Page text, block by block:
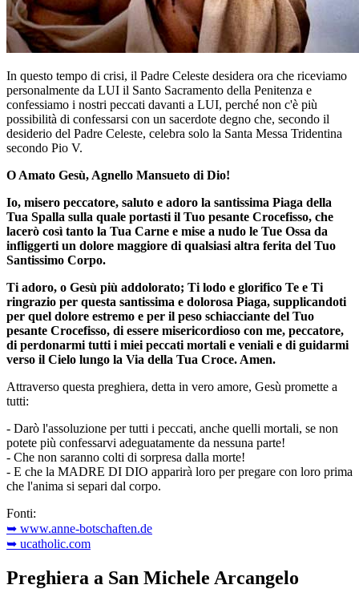
In questo tempo di crisi, il Padre Celeste desidera ora che riceviamo
personalmente da LUI il Santo Sacramento della Penitenza e
confessiamo i nostri peccati davanti a LUI, perché non c'è più
possibilità di confessarsi con un sacerdote degno che, secondo il
desiderio del Padre Celeste, celebra solo la Santa Messa Tridentina
secondo Pio V.
O Amato Gesù, Agnello Mansueto di Dio!
Io, misero peccatore, saluto e adoro la santissima Piaga della
Tua Spalla sulla quale portasti il Tuo pesante Crocefisso, che
lacerò così tanto la Tua Carne e mise a nudo le Tue Ossa da
infliggerti un dolore maggiore di qualsiasi altra ferita del Tuo
Santissimo Corpo.
Ti adoro, o Gesù più addolorato; Ti lodo e glorifico Te e Ti
ringrazio per questa santissima e dolorosa Piaga, supplicandoti
per quel dolore estremo e per il peso schiacciante del Tuo
pesante Crocefisso, di essere misericordioso con me, peccatore,
di perdonarmi tutti i miei peccati mortali e veniali e di guidarmi
verso il Cielo lungo la Via della Tua Croce. Amen.
Attraverso questa preghiera, detta in vero amore, Gesù promette a
tutti:
- Darò l'assoluzione per tutti i peccati, anche quelli mortali, se non
potete più confessarvi adeguatamente da nessuna parte!
- Che non saranno colti di sorpresa dalla morte!
- E che la MADRE DI DIO apparirà loro per pregare con loro prima
che l'anima si separi dal corpo.
Fonti:
➥ www.anne-botschaften.de
➥ ucatholic.com
Preghiera a San Michele Arcangelo